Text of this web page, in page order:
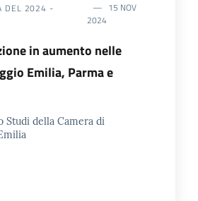
DEL 2024 -
15 NOV
2024
in aumento nelle
Emilia, Parma e
Studi della Camera di